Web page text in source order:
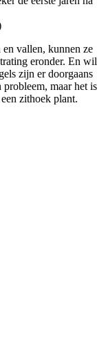
en vallen, kunnen ze
eronder. En wil
zijn er doorgaans
probleem, maar het is
zithoek plant.